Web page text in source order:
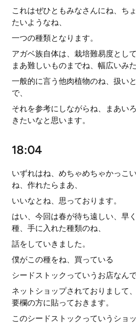
これはぜひともみなさんにね、ち
たいようなね、
一つの種類となります。
アガベ族自体は、栽培難易度とし
まあ難しいものまでね、幅広いみ
一般的に言う他肉植物のね、扱い
で、
それを参考にしながらね、まあい
きたいなと思います。
18:04
いずれはね、めちゃめちゃかっこ
ね、作れたらまあ、
いいなとね、思っております。
はい、今回は春が待ち遠しい、早
種、手に入れた種類のね、
話をしていきました。
僕がこの種をね、買っている
シードストックっていうお店なんで
ネットショップされておりまして
要欄の方に貼っておきます。
このシードストックっていうショ